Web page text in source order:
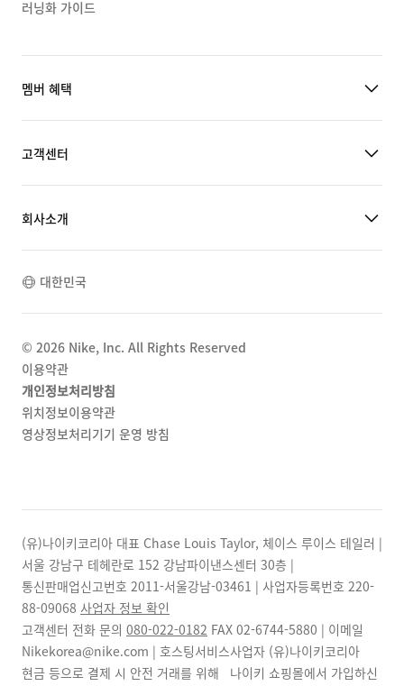
러닝화 가이드
멤버 혜택
고객센터
회사소개
대한민국
© 2026 Nike, Inc. All Rights Reserved
이용약관
개인정보처리방침
위치정보이용약관
영상정보처리기기 운영 방침
(유)나이키코리아 대표 Chase Louis Taylor, 체이스 루이스 테일러 |
서울 강남구 테헤란로 152 강남파이낸스센터 30층 |
통신판매업신고번호 2011-서울강남-03461 | 사업자등록번호 220-
88-09068 사업자 정보 확인
고객센터 전화 문의 080-022-0182 FAX 02-6744-5880 | 이메일
Nikekorea@nike.com | 호스팅서비스사업자 (유)나이키코리아
현금 등으로 결제 시 안전 거래를 위해 나이키 쇼핑몰에서 가입하신